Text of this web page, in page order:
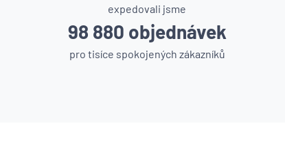
expedovali jsme
98 880 objednávek
pro tisíce spokojených zákazníků